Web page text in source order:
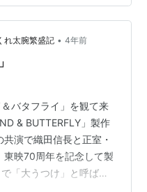
年の春日局 どちらか
の変では私が一番印象
1996年の秀吉 なんか
れ太腕繁盛記 • 4年前
バタフライ」を観て来
& BUTTERFLY」製作
演で織田信長と正室・
東映70周年を記念して製
「大うつけ」と呼ばれ